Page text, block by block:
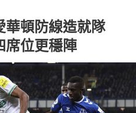
華頓防線造就隊
位更穩陣